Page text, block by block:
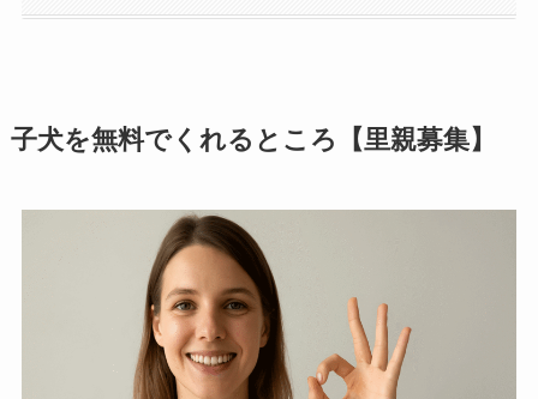
子犬を無料でくれるところ【里親募集】